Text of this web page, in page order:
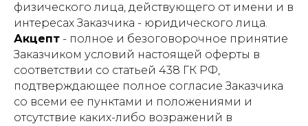
физического лица, действующего от имени и в
интересах Заказчика - юридического лица.
Акцепт - полное и безоговорочное принятие
Заказчиком условий настоящей оферты в
соответствии со статьей 438 ГК РФ,
подтверждающее полное согласие Заказчика
со всеми ее пунктами и положениями и
отсутствие каких-либо возражений в